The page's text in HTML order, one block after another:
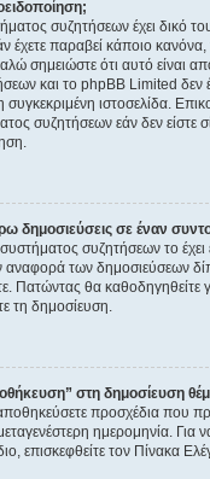
συζητήσεων έχει δικό
έχετε παραβεί κάποιο
σημειώστε ότι αυτό είναι
και το phpBB Limited δεν
συγκεκριμένη ιστοσελίδα.
συζητήσεων εάν δεν είστε
δημοσιεύσεις σε έναν
συζητήσεων το έχει
αναφορά των δημοσιεύσεων
Πατώντας θα καθοδηγηθείτε
τη δημοσίευση.
στη δημοσίευση
προσχέδια που
ημερομηνία. Για
επισκεφθείτε τον Πίνακα